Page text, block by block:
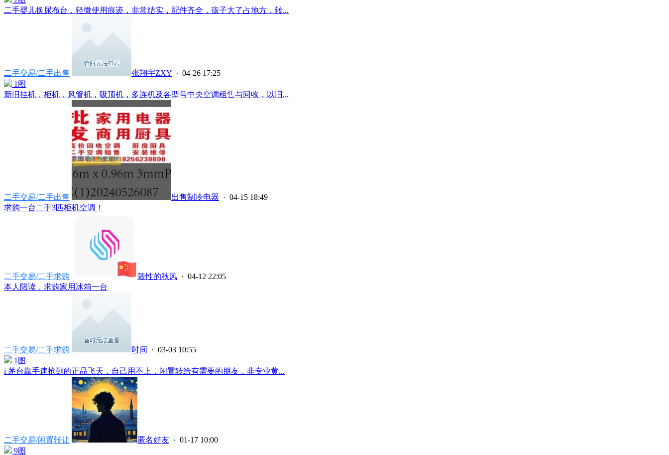
二手婴儿换尿布台，轻微使用痕迹，非常结实，配件齐全，孩子大了占地方，转...
二手交易/二手出售 张翔宇ZXY · 04-26 17:25
1图
新旧挂机，柜机，风管机，吸顶机，多连机及各型号中央空调租售与回收，以旧...
二手交易/二手出售 出售制冷电器 · 04-15 18:49
求购一台二手3匹柜机空调！
二手交易/二手求购 随性的秋风 · 04-12 22:05
本人陪读，求购家用冰箱一台
二手交易/二手求购 时间
· 03-03 10:55
1图
i 茅台靠手速抢到的正品飞天，自己用不上，闲置转给有需要的朋友，非专业黄...
二手交易/闲置转让 匿名好友 · 01-17 10:00
9图